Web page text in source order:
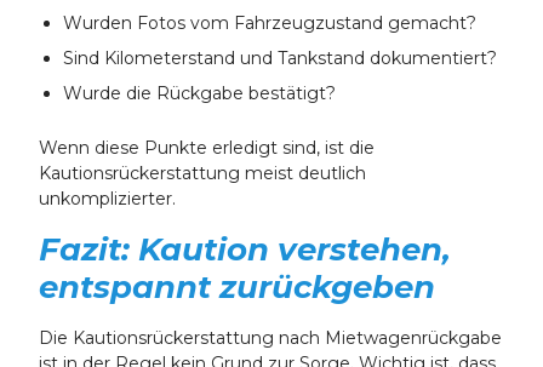
Wurden Fotos vom Fahrzeugzustand gemacht?
Sind Kilometerstand und Tankstand dokumentiert?
Wurde die Rückgabe bestätigt?
Wenn diese Punkte erledigt sind, ist die
Kautionsrückerstattung meist deutlich
unkomplizierter.
Fazit: Kaution verstehen,
entspannt zurückgeben
Die Kautionsrückerstattung nach Mietwagenrückgabe